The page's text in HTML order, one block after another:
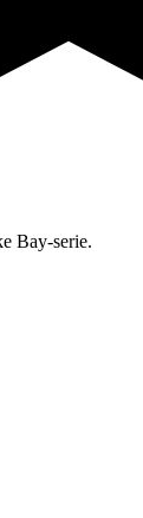
Bay-serie.